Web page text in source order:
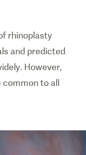
rhinoplasty
and predicted
However,
to all